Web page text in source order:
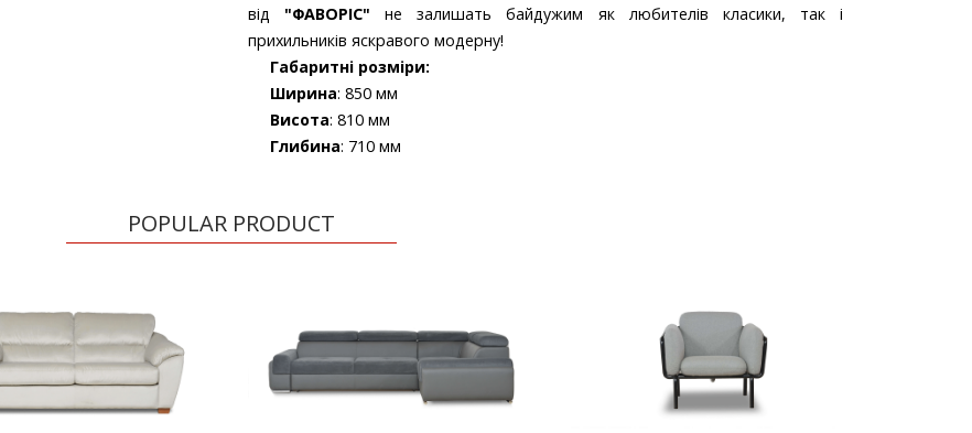
від "ФАВОРІС"не залишать байдужим як любителів класики, так і
прихильників яскравого модерну!
Габаритні розміри:
Ширина: 850 мм
Висота: 810 мм
Глибина: 710 мм
POPULAR PRODUCT